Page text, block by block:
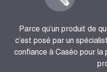
Parce qu’un produit de
c’est posé par un
confiance à Caséo pour la